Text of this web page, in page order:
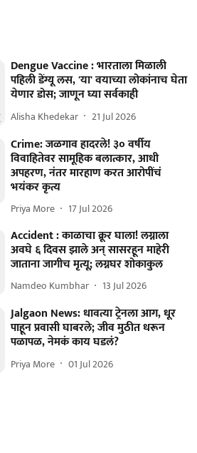
Dengue Vaccine : भारताला मिळाली
पहिली डेंग्यू लस, 'या' वयाच्या लोकांनाच घेता
येणार डोस; जाणून घ्या सर्वकाही
Alisha Khedekar 21 Jul 2026
Crime: जळगाव हादरले! ३० वर्षीय
विवाहितेवर सामूहिक बलात्कार, आधी
अपहरण, नंतर मारहाण करत आरोपींचं
भयंकर कृत्य
Priya More 17 Jul 2026
Accident : काळाचा क्रूर घाला! लग्नाला
अवघे ६ दिवस झाले अन् सासरहून माहेरी
जाताना जागीच मृत्यू; लग्नघर शोकाकुल
Namdeo Kumbhar 13 Jul 2026
Jalgaon News: धावत्या ट्रेनला आग, धूर
पाहून प्रवासी घाबरले; जीव मुठीत धरून
पळापळ, नेमकं काय घडलं?
Priya More 01 Jul 2026